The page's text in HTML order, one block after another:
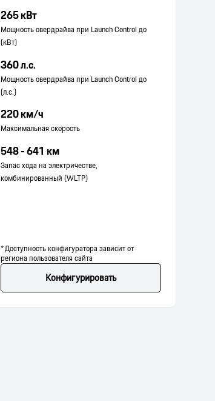
265 кВт
Мощность овердрайва при Launch Control до
(кВт)
360 л.с.
Мощность овердрайва при Launch Control до
(л.с.)
220 км/ч
Максимальная скорость
548 - 641 км
Запас хода на электричестве,
комбинированный (WLTP)
* Доступность конфигуратора зависит от
региона пользователя сайта
Конфигурировать